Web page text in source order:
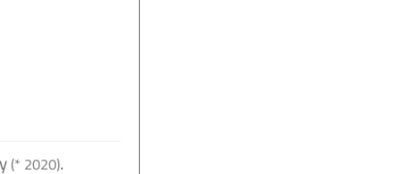
(* 2020).